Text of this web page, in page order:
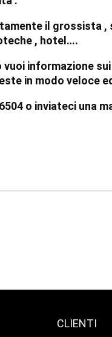
il grossista ,
, hotel….
vuoi informazione
in modo veloce
o inviateci una
CLIENTI